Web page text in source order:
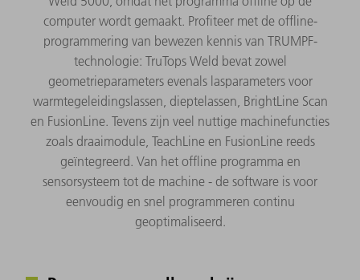
computer wordt gemaakt. Profiteer met de offline-
programmering van bewezen kennis van TRUMPF-
technologie: TruTops Weld bevat zowel
geometrieparameters evenals lasparameters voor
warmtegeleidingslassen, dieptelassen, BrightLine Scan
en FusionLine. Tevens zijn veel nuttige machinefuncties
zoals draaimodule, TeachLine en FusionLine reeds
geïntegreerd. Van het offline programma en
sensorsysteem tot de machine - de software is voor
eenvoudig en snel programmeren continu
geoptimaliseerd.